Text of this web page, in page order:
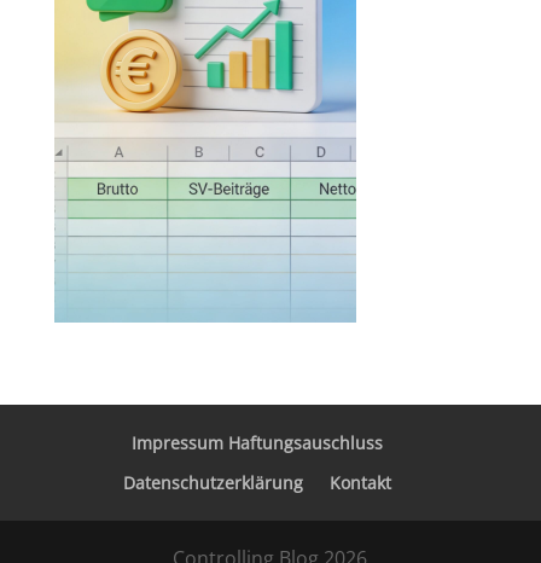
Impressum Haftungsauschluss
Datenschutzerklärung
Kontakt